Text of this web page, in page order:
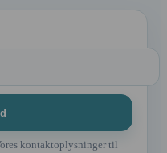
kontaktoplysninger til